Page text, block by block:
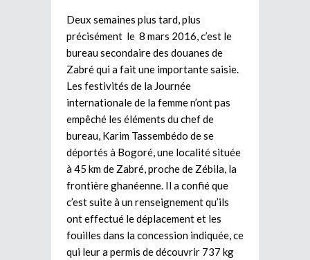
Deux semaines plus tard, plus
précisément le 8 mars 2016, c’est le
bureau secondaire des douanes de
Zabré qui a fait une importante saisie.
Les festivités de la Journée
internationale de la femme n’ont pas
empêché les éléments du chef de
bureau, Karim Tassembédo de se
déportés à Bogoré, une localité située
à 45 km de Zabré, proche de Zébila, la
frontière ghanéenne. Il a confié que
c’est suite à un renseignement qu’ils
ont effectué le déplacement et les
fouilles dans la concession indiquée, ce
qui leur a permis de découvrir 737 kg